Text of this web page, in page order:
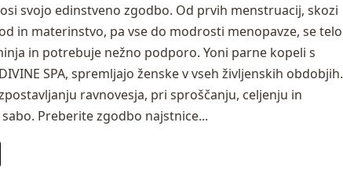
svojo edinstveno zgodbo. Od prvih menstruacij, skozi
in materinstvo, pa vse do modrosti menopavze, se telo
in potrebuje nežno podporo. Yoni parne kopeli s
SPA, spremljajo ženske v vseh življenskih obdobjih.
ravnovesja, pri sproščanju, celjenju in
Preberite zgodbo najstnice...